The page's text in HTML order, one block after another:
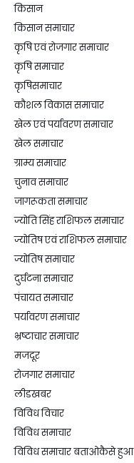
किसान
किसान समाचार
कृषि एवं रोजगार समाचार
कृषि समाचार
कृषिसमाचार
कौशल विकास समाचार
खेल एवं पर्यावरण समाचार
खेल समाचार
ग्राम्य समाचार
चुनाव समाचार
जागरूकता समाचार
ज्योति सिंह राशिफल समाचार
ज्योतिष एवं राशिफल समाचार
ज्योतिष समाचार
दुर्घटना समाचार
पंचायत समाचार
पर्यावरण समाचार
भ्रष्टाचार समाचार
मजदूर
रोजगार समाचार
लीडखबर
विविध विचार
विविध समाचार
विविध समाचार बताओकैसे हुआ